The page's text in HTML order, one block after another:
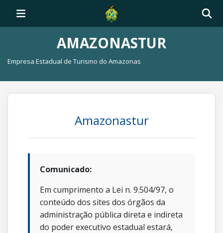
AMAZONASTUR
Empresa Estadual de Turismo do Amazonas
Amazonastur
Comunicado:
Em cumprimento a Lei n. 9.504/97, o
conteúdo dos sites dos órgãos da
administração pública direta e indireta
do poder executivo estadual estará,